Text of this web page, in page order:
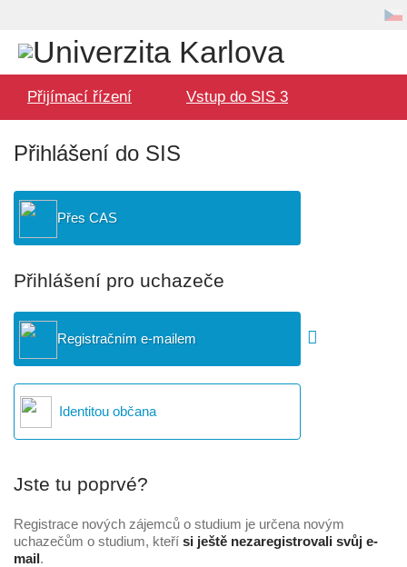
menuPřijímací řízení Vstup do SIS 3
Přihlášení do SIS
Přes CAS
Přihlášení pro uchazeče
Registračním e-mailem
Identitou občana
Jste tu poprvé?
Registrace nových zájemců o studium je určena novým
uchazečům o studium, kteří si ještě nezaregistrovali svůj e-
mail.